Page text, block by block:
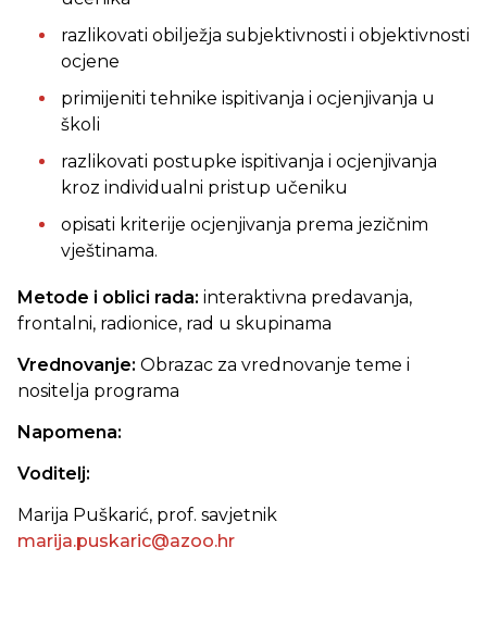
razlikovati obilježja subjektivnosti i objektivnosti
ocjene
primijeniti tehnike ispitivanja i ocjenjivanja u
školi
razlikovati postupke ispitivanja i ocjenjivanja
kroz individualni pristup učeniku
opisati kriterije ocjenjivanja prema jezičnim
vještinama.
Metode i oblici rada: interaktivna predavanja,
frontalni, radionice, rad u skupinama
Vrednovanje: Obrazac za vrednovanje teme i
nositelja programa
Napomena:
Voditelj:
Marija Puškarić, prof. savjetnik
marija.puskaric@azoo.hr